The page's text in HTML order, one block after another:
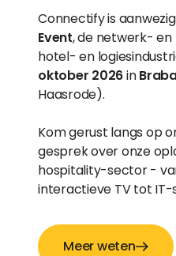
Connectify is
Event, de netwerk- en
hotel- en
oktober 2026in
Haasrode).
Kom gerust langs op
gesprek over onze
hospitality-sector -
interactieve TV tot IT-
Meer weten